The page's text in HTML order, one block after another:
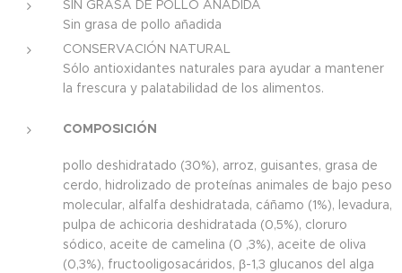
SIN GRASA DE POLLO AÑADIDA
Sin grasa de pollo añadida
CONSERVACIÓN NATURAL
Sólo antioxidantes naturales para ayudar a mantener
la frescura y palatabilidad de los alimentos.
COMPOSICIÓN
pollo deshidratado (30%), arroz, guisantes, grasa de
cerdo, hidrolizado de proteínas animales de bajo peso
molecular, alfalfa deshidratada, cáñamo (1%), levadura,
pulpa de achicoria deshidratada (0,5%), cloruro
sódico, aceite de camelina (0 ,3%), aceite de oliva
(0,3%), fructooligosacáridos, β-1,3 glucanos del alga